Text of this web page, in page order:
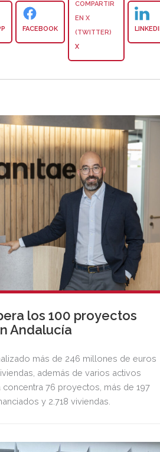
FACEBOOK
X
los 100 proyectos
Andalucía
más de 246 millones de euros
además de varios activos
76 proyectos, más de 197
y 2.718 viviendas.